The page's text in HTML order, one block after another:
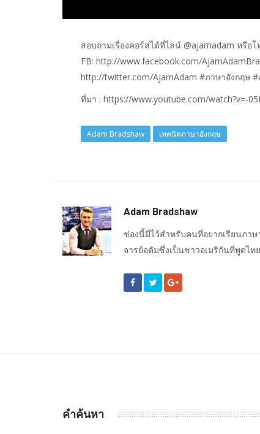
สอบถามเรื่องคอร์สได้ที่ไลน์ @ajarnadam หรือ
FB: http://www.facebook.com/
http://twitter.com/AjarnAdam #ภาษาอังกฤษ
ที่มา : https://www.youtube.com/watch?v=-
Adam Bradshaw เทคนิคภาษาอังกฤษ
Adam Bradshaw
ช่องนี้มีไว้สำหรับคนที่อยากเรียนภา
จารย์อดัมซึ่งเป็นชาวอเมริกันที่พูดไท
คำค้นหา